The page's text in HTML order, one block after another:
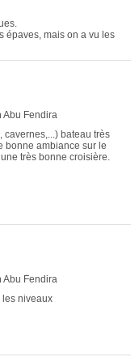
épaves, mais on a vu les
Abu Fendira
bateau très
bonne ambiance sur le
très bonne croisière.
Abu Fendira
les niveaux